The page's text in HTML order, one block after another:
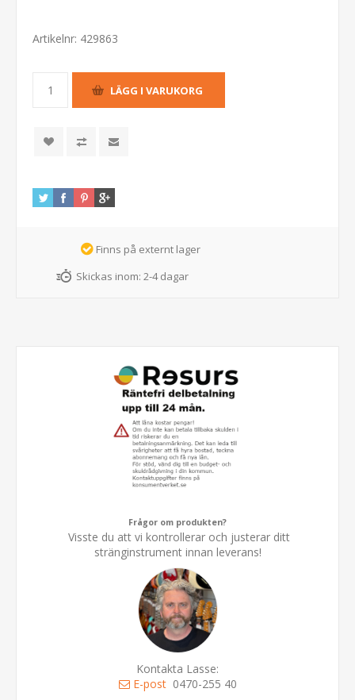
Artikelnr: 429863
Finns på externt lager
Skickas inom: 2-4 dagar
Frågor om produkten?
Visste du att vi kontrollerar och justerar ditt
stränginstrument innan leverans!
Kontakta Lasse:
E-post0470-255 40